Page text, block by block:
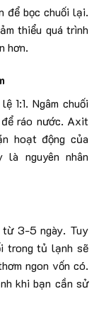
để bọc chuối lại.
thiểu quá trình
hơn.
1:1. Ngâm chuối
ráo nước. Axit
hoạt động của
là nguyên nhân
từ 3-5 ngày. Tuy
trong tủ lạnh sẽ
ngon vốn có.
khi bạn cần sử